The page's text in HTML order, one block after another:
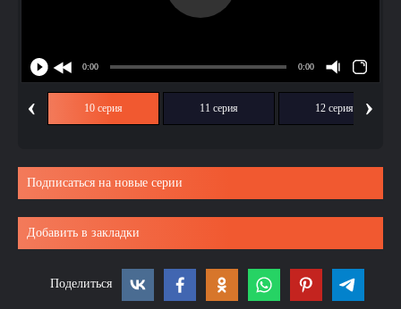
‹ 10 серия 11 серия 12 серия ›
Подписаться на новые серии
Добавить в закладки
Поделиться